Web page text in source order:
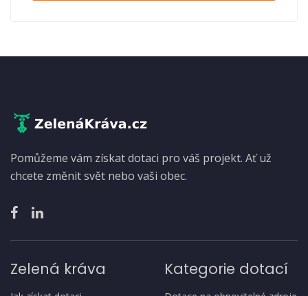
Pomůžeme vám získat dotaci pro váš projekt. Ať už
chcete změnit svět nebo vaši obec.
Zelená kráva Kategorie dotací